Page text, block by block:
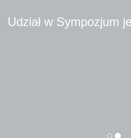
Udział w Sympozjum